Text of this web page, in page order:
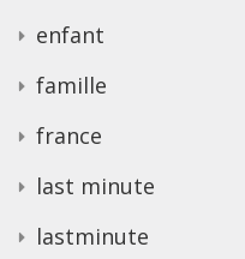
enfant
famille
france
last minute
lastminute